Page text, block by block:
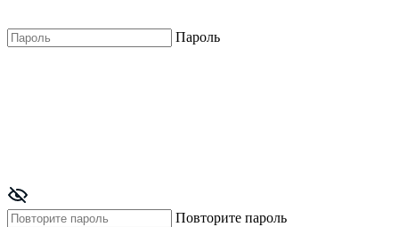
Пароль
Повторите пароль